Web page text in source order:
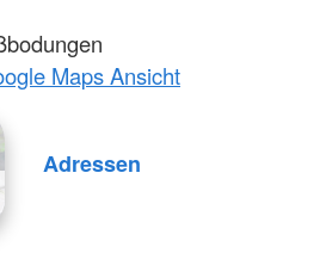
Maps Ansicht
Adressen